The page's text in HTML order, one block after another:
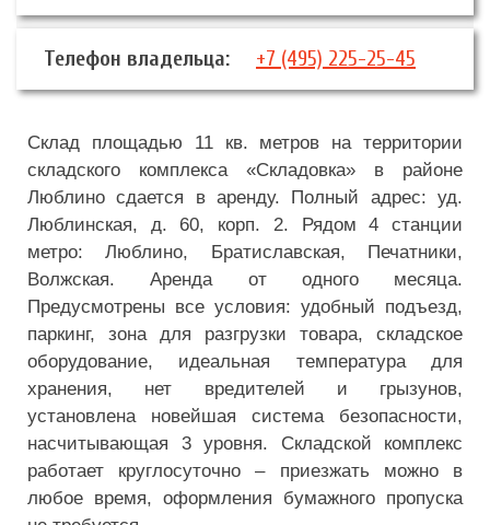
Телефон владельца: +7 (495) 225-25-45
Склад площадью 11 кв. метров на территории
складского комплекса «Складовка» в районе
Люблино сдается в аренду. Полный адрес: уд.
Люблинская, д. 60, корп. 2. Рядом 4 станции
метро: Люблино, Братиславская, Печатники,
Волжская. Аренда от одного месяца.
Предусмотрены все условия: удобный подъезд,
паркинг, зона для разгрузки товара, складское
оборудование, идеальная температура для
хранения, нет вредителей и грызунов,
установлена новейшая система безопасности,
насчитывающая 3 уровня. Складской комплекс
работает круглосуточно – приезжать можно в
любое время, оформления бумажного пропуска